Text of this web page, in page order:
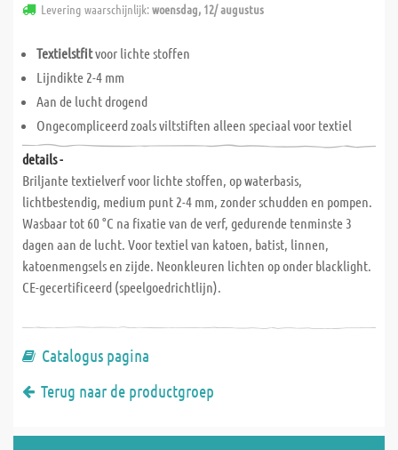
Levering waarschijnlijk:woensdag, 12/ augustus
Textielstfitvoor lichte stoffen
Lijndikte 2-4 mm
Aan de lucht drogend
Ongecompliceerd zoals viltstiften alleen speciaal voor textiel
details -
Briljante textielverf voor lichte stoffen, op waterbasis,
lichtbestendig, medium punt 2-4 mm, zonder schudden en pompen.
Wasbaar tot 60 °C na fixatie van de verf, gedurende tenminste 3
dagen aan de lucht. Voor textiel van katoen, batist, linnen,
katoenmengsels en zijde. Neonkleuren lichten op onder blacklight.
CE-gecertificeerd (speelgoedrichtlijn).
Catalogus pagina
Terug naar de productgroep